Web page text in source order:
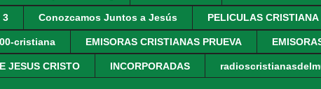
3 Conozcamos Juntos a Jesús PELICULAS CRISTIANA
cristiana EMISORAS CRISTIANAS PRUEVA
JESUS CRISTO INCORPORADAS